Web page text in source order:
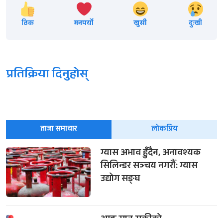
ठिक मनपर्यो खुसी दुःखी
प्रतिक्रिया दिनुहोस्
ताजा समाचार लोकप्रिय
ग्यास अभाव हुँदैन, अनावश्यक
सिलिन्डर सञ्चय नगरौँ: ग्यास
उद्योग सङ्घ